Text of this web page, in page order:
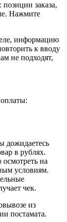
заказа,
Нажмите
информацию
к вводу
не подходят,
дожидаетесь
в рублях.
на
условиям.
чек.
из
постамата.